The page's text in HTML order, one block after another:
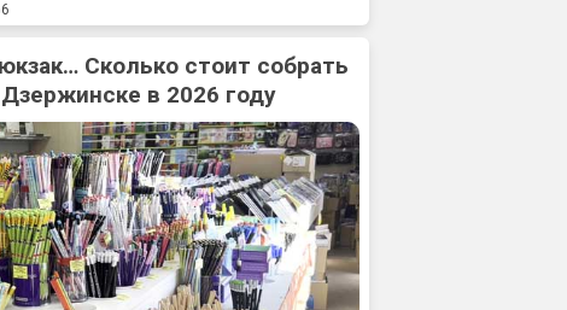
Сколько стоит собрать
в 2026 году